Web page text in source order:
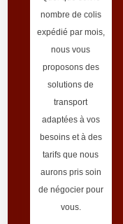
nombre de colis
expédié par mois,
nous vous
proposons des
solutions de
transport
adaptées à vos
besoins et à des
tarifs que nous
aurons pris soin
de négocier pour
vous.